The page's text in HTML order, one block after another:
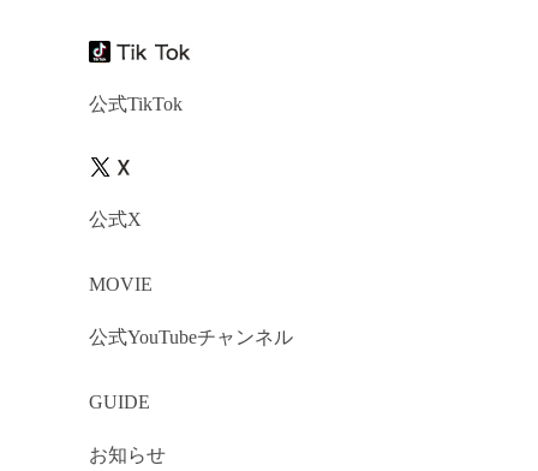
公式TikTok
公式X
MOVIE
公式YouTubeチャンネル
GUIDE
お知らせ